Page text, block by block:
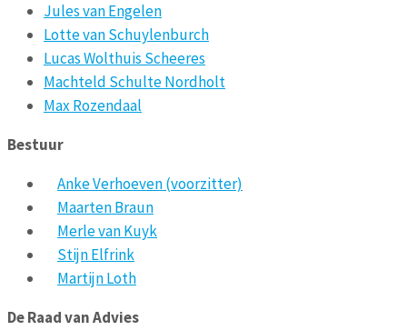
Jules van Engelen
Lotte van Schuylenburch
Lucas Wolthuis Scheeres
Machteld Schulte Nordholt
Max Rozendaal
Bestuur
Anke Verhoeven (voorzitter)
Maarten Braun
Merle van Kuyk
Stijn Elfrink
Martijn Loth
De Raad van Advies